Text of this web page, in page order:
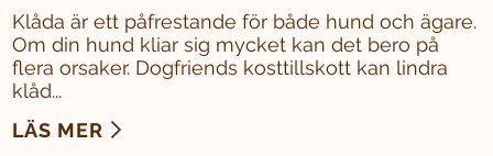
Klåda är ett påfrestande för både hund och ägare.
Om din hund kliar sig mycket kan det bero på
flera orsaker. Dogfriends kosttillskott kan lindra
klåd...
LÄS MER